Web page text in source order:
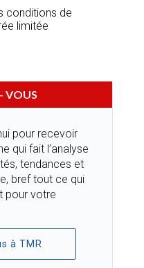
conditions de
limitée
VOUS
pour recevoir
qui fait l’analyse
tendances et
bref tout ce qui
pour votre
à TMR